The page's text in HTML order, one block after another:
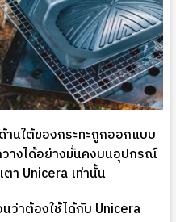
นใต้ของกระทะถูกออกแบบ
างได้อย่างมั่นคงบนอุปกรณ์
า Unicera เท่านั้น
ว่าต้องใช้ได้กับ Unicera